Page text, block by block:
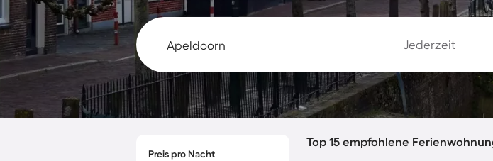
Jederzeit
Preis pro Nacht
Top 15 empfohlene